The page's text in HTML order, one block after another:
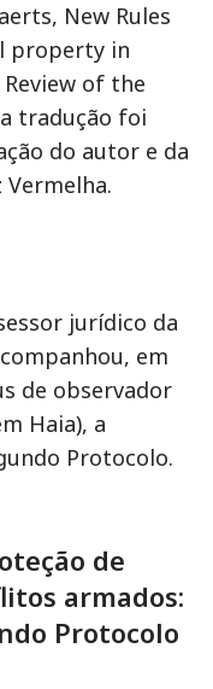
New Rules
property in
of the
tradução foi
do autor e da
jurídico da
em
de observador
Haia), a
Protocolo.
de
armados:
Protocolo